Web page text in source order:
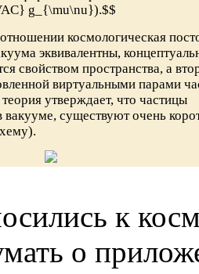
g_{\mu\nu}).$$
космологическая
эквивалентны,
свойством пространства, а
виртуальными парами
утверждает, что частицы
вакууме, существуют очень
к
о